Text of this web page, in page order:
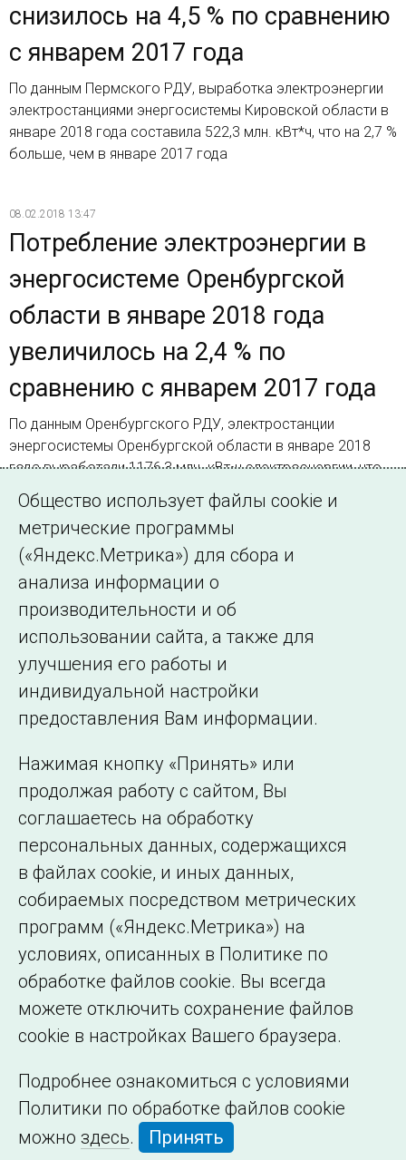
снизилось на 4,5 % по сравнению
с январем 2017 года
По данным Пермского РДУ, выработка электроэнергии
электростанциями энергосистемы Кировской области в
январе 2018 года составила 522,3 млн. кВт*ч, что на 2,7 %
больше, чем в январе 2017 года
08.02.2018 13:47
Потребление электроэнергии в
энергосистеме Оренбургской
области в январе 2018 года
увеличилось на 2,4 % по
сравнению с январем 2017 года
По данным Оренбургского РДУ, электростанции
энергосистемы Оренбургской области в январе 2018
года выработали 1176,3 млн. кВт•ч электроэнергии, что
на 7,5 % больше выработки за аналогичный период 2017
года
Страница 1 из 2.
1 2 Далее
©2005–2026 АО «СО ЕЭС»
Филиалы и
представительства
образовательной
организации
Общество использует файлы cookie и
метрические программы
(«Яндекс.Метрика») для сбора и
анализа информации о
производительности и об
использовании сайта, а также для
улучшения его работы и
индивидуальной настройки
предоставления Вам информации.
Нажимая кнопку «Принять» или
продолжая работу с сайтом, Вы
соглашаетесь на обработку
персональных данных, содержащихся
в файлах cookie, и иных данных,
собираемых посредством метрических
программ («Яндекс.Метрика») на
условиях, описанных в Политике по
обработке файлов cookie. Вы всегда
можете отключить сохранение файлов
cookie в настройках Вашего браузера.
Подробнее ознакомиться с условиями
Политики по обработке файлов cookie
можно здесь. Принять